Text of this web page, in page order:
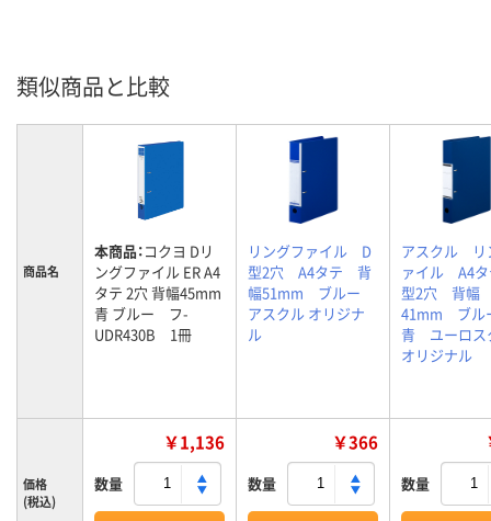
類似商品と比較
商品名
本商品：コクヨ Dリ
ングファイル ER A4
タテ 2穴 背幅45mm
青 ブルー フ-
UDR430B 1冊
リングファイル D
型2穴 A4タテ 背
幅51mm ブルー
アスクル オリジナ
ル
アスクル リ
ァイル A4
型2穴 背幅
41mm ブ
青 ユーロス
オリジナル
価格
(税込)
￥1,136
数量
￥366
数量 数量